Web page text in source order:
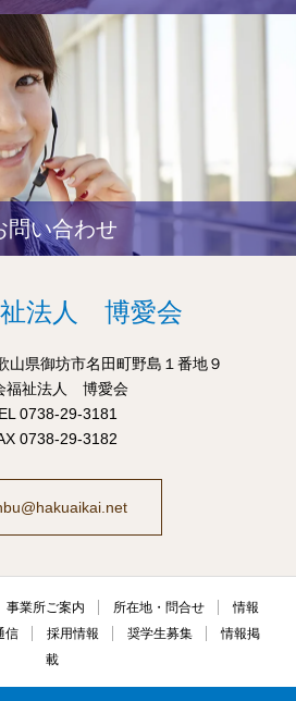
問い合わせ
法人 博愛会
県御坊市名田町野島１番地９
福祉法人 博愛会
0738-29-3181
0738-29-3182
事業所ご案内 所在地・問合せ
情報
信 採用情報 奨学生募集
情報掲
載